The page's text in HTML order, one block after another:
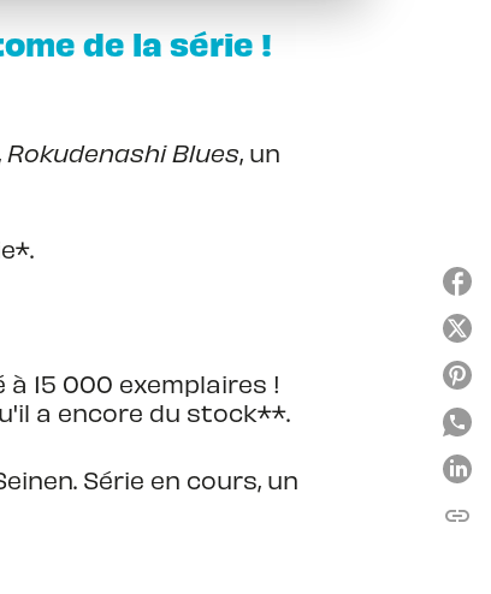
de la série !
Rokudenashi Blues, un
15 000 exemplaires !
a encore du stock**.
Série en cours, un
link